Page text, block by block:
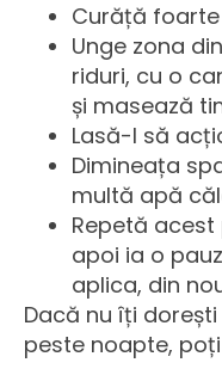
Curăță
Unge zona
riduri, cu o
și masează
Lasă-l să
Dimineața
multă apă
Repetă
apoi ia o
aplica, din
Dacă nu îți
peste noapte,